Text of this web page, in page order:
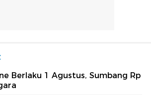
Berlaku 1 Agustus, Sumbang Rp